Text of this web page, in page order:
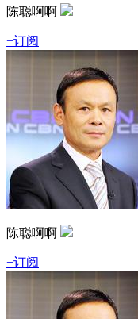
陈聪啊啊
+订阅
陈聪啊啊
+订阅